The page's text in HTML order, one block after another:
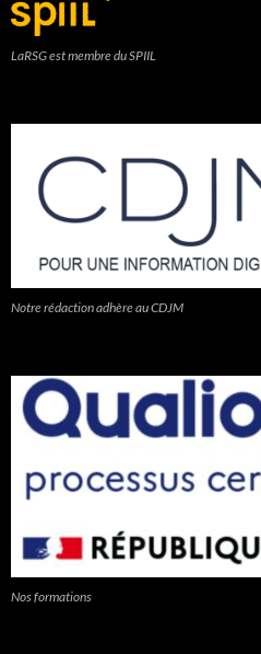
LaRSG est membre du SPIIL
Notre rédaction adhère au CDJM
Nos formations